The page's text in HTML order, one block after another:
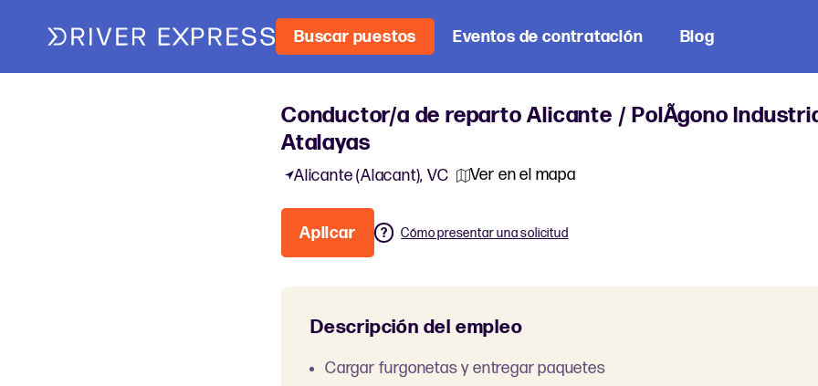
Buscar puestos Eventos de contratación Blog
Conductor/a de reparto Alicante / PolÃ­gono
Atalayas
Alicante (Alacant), VC Ver en el mapa
Aplicar Cómo presentar una solicitud
Descripción del empleo
Cargar furgonetas y entregar paquetes